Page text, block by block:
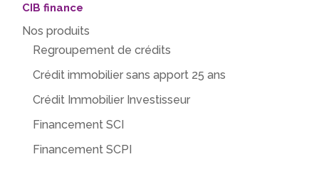
CIB finance
Nos produits
Regroupement de crédits
Crédit immobilier sans apport 25 ans
Crédit Immobilier Investisseur
Financement SCI
Financement SCPI